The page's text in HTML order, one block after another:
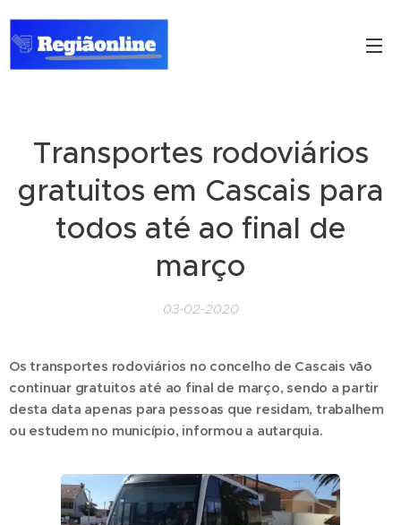
Transportes rodoviários
gratuitos em Cascais para
todos até ao final de
março
03-02-2020
Os transportes rodoviários no concelho de Cascais vão
continuar gratuitos até ao final de março, sendo a partir
desta data apenas para pessoas que residam, trabalhem
ou estudem no município, informou a autarquia.